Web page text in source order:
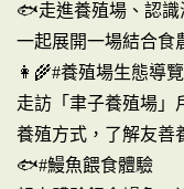
🐟走進養殖場、認識
一起展開一場結合食
👩‍🌾#養殖場生態導覽
走訪「聿子養殖場」
養殖方式，了解友善
🐟#鰻魚餵食體驗